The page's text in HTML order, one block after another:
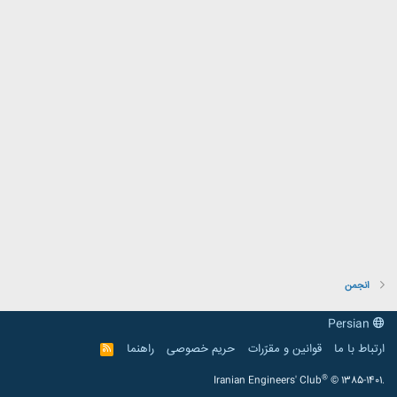
انجمن
ارتباط با ما
قوانین و مقرّرات حریم خصوصی راهنما
R
S
Iranian Engineers' Club® © 1385-1401.